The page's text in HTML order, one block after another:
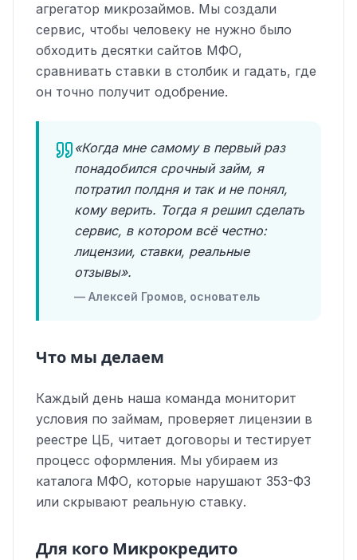
агрегатор микрозаймов. Мы создали
сервис, чтобы человеку не нужно было
обходить десятки сайтов МФО,
сравнивать ставки в столбик и гадать, где
он точно получит одобрение.
«Когда мне самому в первый раз
понадобился срочный займ, я
потратил полдня и так и не понял,
кому верить. Тогда я решил сделать
сервис, в котором всё честно:
лицензии, ставки, реальные
отзывы».
— Алексей Громов, основатель
Что мы делаем
Каждый день наша команда мониторит
условия по займам, проверяет лицензии в
реестре ЦБ, читает договоры и тестирует
процесс оформления. Мы убираем из
каталога МФО, которые нарушают 353-ФЗ
или скрывают реальную ставку.
Для кого Микрокредито